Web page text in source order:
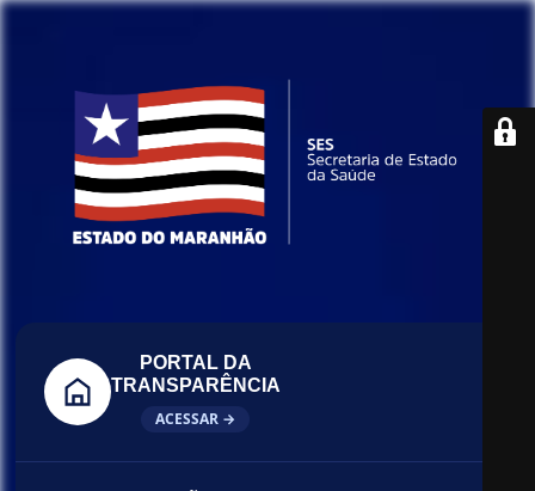
PORTAL DA
TRANSPARÊNCIA
ACESSAR →